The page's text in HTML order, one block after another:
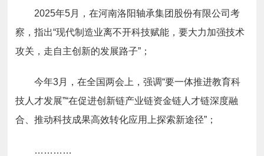
2025年5月，在河南洛阳轴承集团股份有限公司考
察，指出“现代制造业离不开科技赋能，要大力加强技术
攻关，走自主创新的发展路子”；
今年3月，在全国两会上，强调“要一体推进教育科
技人才发展”“在促进创新链产业链资金链人才链深度融
合、推动科技成果高效转化应用上探索新途径”；
…………